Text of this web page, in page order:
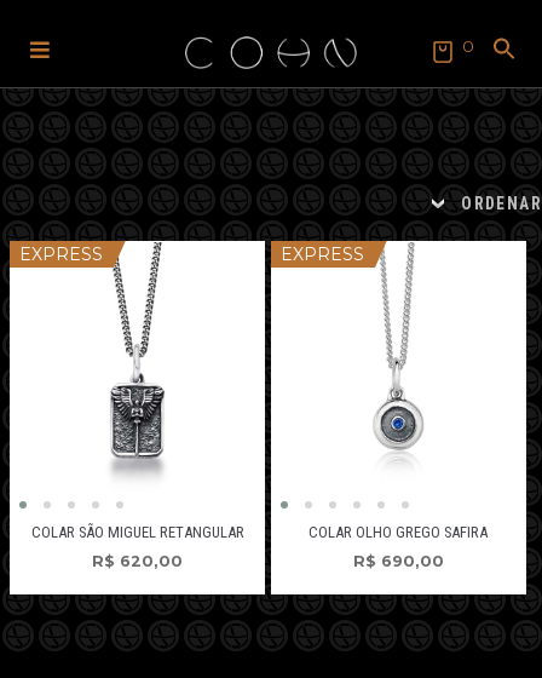
navegação
o
conteúdo
0
SEARCH
FOR:
Search Button
ORDENAR
EXPRESS
COLAR SÃO MIGUEL RETANGULAR
R$ 620,00
EXPRESS
COLAR OLHO GREGO SAFIRA
R$ 690,00